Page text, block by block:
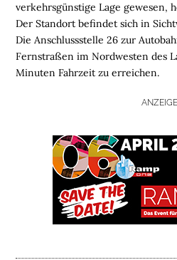
H
O
M
E
verkehrsgünstige Lage gewesen,
Der Standort befindet sich in
Die Anschlussstelle 26 zur
Fernstraßen im Nordwesten des
Minuten Fahrzeit zu erreichen.
ANZEIGE